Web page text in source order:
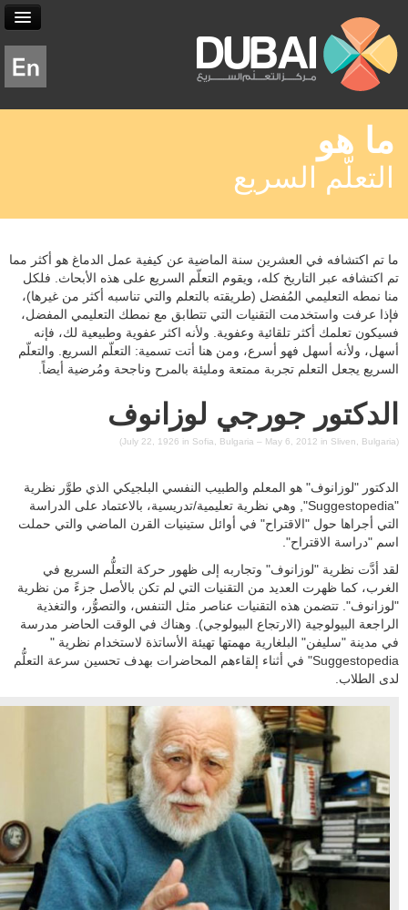
ما هو
التعلّم السريع؟
التعليم التقليدي/ التعلّم السريع
برشورات و فيديوهات
الخدمات
الخدمات
دورة ممارس في التعلم السريع
التعلّم السريع في مُنظّمتكم
التعلّم السريع في منظمتكم التعليمية
دورات مُخصّصة
الكتب
المُصمّم السريع
البرامج
وجدول الدورات
البرامج
المُدرّب المُعتمد
جدول الدورات
أسئلة وأجوبة
التدريب داخل الشركات
والاتصال بنا
شهادات الزبائن
أسئلة وأجوبة
اتصل بنا
ما هو
التعلّم السريع
ما تم اكتشافه في العشرين سنة الماضية عن كيفية عمل الدماغ هو أكثر مما
تم اكتشافه عبر التاريخ كله، ويقوم التعلّم السريع على هذه الأبحاث. فلكل
منا نمطه التعليمي المُفضل (طريقته بالتعلم والتي تناسبه أكثر من غيرها)،
فإذا عرفت واستخدمت التقنيات التي تتطابق مع نمطك التعليمي المفضل،
فسيكون تعلمك أكثر تلقائية وعفوية. ولأنه اكثر عفوية وطبيعية لك، فإنه
أسهل، ولأنه أسهل فهو أسرع، ومن هنا أتت تسمية: التعلّم السريع. والتعلّم
السريع يجعل التعلم تجربة ممتعة ومليئة بالمرح وناجحة ومُرضية أيضاً.
الدكتور جورجي لوزانوف
الدكتور "لوزانوف" هو المعلم والطبيب النفسي البلجيكي الذي طوَّر نظرية
"Suggestopedia", وهي نظرية تعليمية/تدريسية، بالاعتماد على الدراسة
التي أجراها حول "الاقتراح" في أوائل ستينيات القرن الماضي والتي حملت
اسم "دراسة الاقتراح".
لقد أدَّت نظرية "لوزانوف" وتجاربه إلى ظهور حركة التعلُّم السريع في
الغرب، كما ظهرت العديد من التقنيات التي لم تكن بالأصل جزءً من نظرية
"لوزانوف". تتضمن هذه التقنيات عناصر مثل التنفس، والتصوُّر، والتغذية
الراجعة البيولوجية (الارتجاع البيولوجي). وهناك في الوقت الحاضر مدرسة
في مدينة "سليفن" البلغارية مهمتها تهيئة الأساتذة لاستخدام نظرية "
Suggestopedia" في أثناء إلقاءهم المحاضرات بهدف تحسين سرعة التعلُّم
لدى الطلاب.